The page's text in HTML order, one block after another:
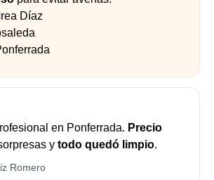
Díaz
en Ponferrada. Precio
y todo quedó limpio.
Romero